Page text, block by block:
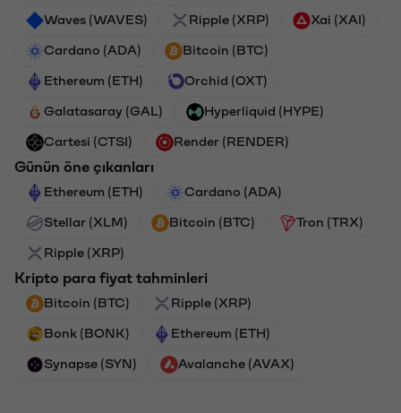
Waves (WAVES) Ripple (XRP) Xai (XAI)
Cardano (ADA) Bitcoin (BTC)
Ethereum (ETH) Orchid (OXT)
Galatasaray (GAL) Hyperliquid (HYPE)
Cartesi (CTSI) Render (RENDER)
Günün öne çıkanları
Ethereum (ETH) Cardano (ADA)
Stellar (XLM) Bitcoin (BTC) Tron (TRX)
Ripple (XRP)
Kripto para fiyat tahminleri
Bitcoin (BTC) Ripple (XRP)
Bonk (BONK) Ethereum (ETH)
Synapse (SYN) Avalanche (AVAX)